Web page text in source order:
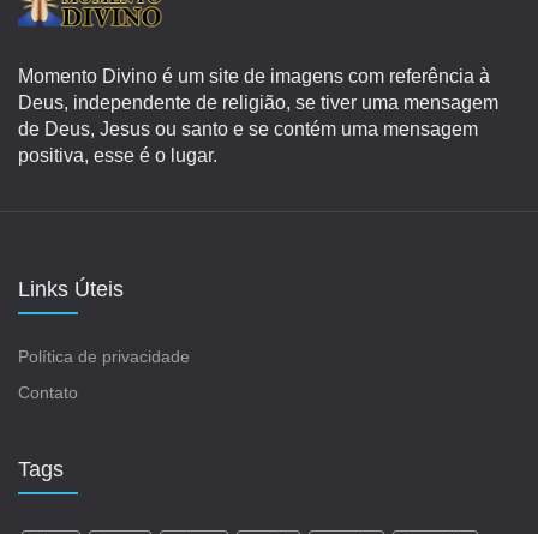
Momento Divino é um site de imagens com referência à
Deus, independente de religião, se tiver uma mensagem
de Deus, Jesus ou santo e se contém uma mensagem
positiva, esse é o lugar.
Links Úteis
Política de privacidade
Contato
Tags